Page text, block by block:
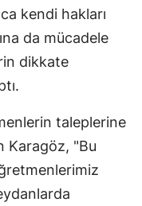
kendi hakları
da mücadele
dikkate
taleplerine
Karagöz, "Bu